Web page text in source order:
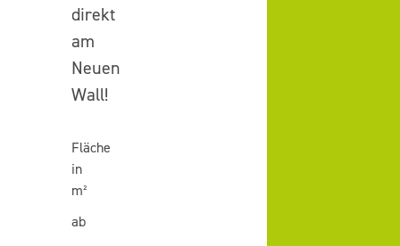
direkt
am
Neuen
Wall!
Fläche
in
m²
ab